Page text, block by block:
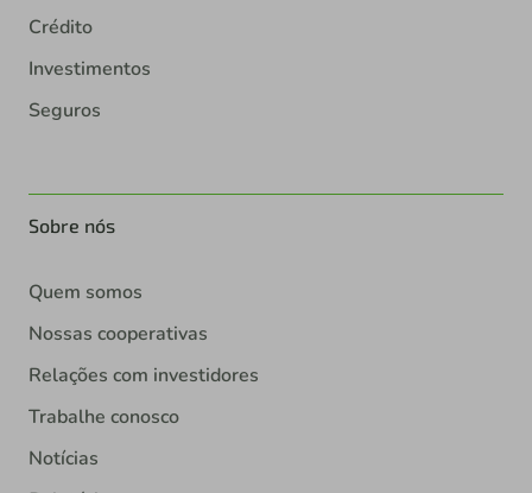
Crédito
Investimentos
Seguros
Sobre nós
Quem somos
Nossas cooperativas
Relações com investidores
Trabalhe conosco
Notícias